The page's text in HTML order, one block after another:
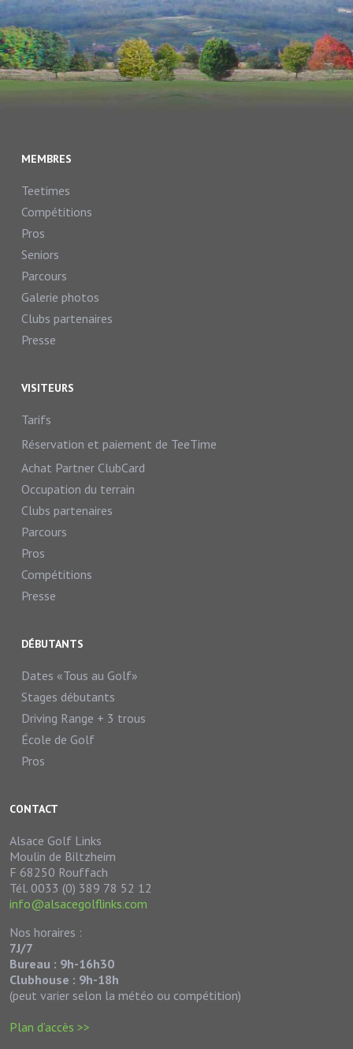
MEMBRES
Teetimes
Compétitions
Pros
Seniors
Parcours
Galerie photos
Clubs partenaires
Presse
VISITEURS
Tarifs
Réservation et paiement de TeeTime
Achat Partner ClubCard
Occupation du terrain
Clubs partenaires
Parcours
Pros
Compétitions
Presse
DÉBUTANTS
Dates «Tous au Golf»
Stages débutants
Driving Range + 3 trous
École de Golf
Pros
CONTACT
Alsace Golf Links
Moulin de Biltzheim
F 68250 Rouffach
Tél. 0033 (0) 389 78 52 12
info@alsacegolflinks.com
Nos horaires :
7J/7
Bureau : 9h-16h30
Clubhouse : 9h-18h
(peut varier selon la météo ou compétition)
Plan d’accès >>